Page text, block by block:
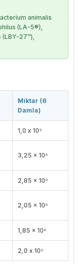
animalis
(LA-5®),
27™),
Miktar (6
Damla)
1,0 x 10⁹
3,25 x 10⁸
2,85 x 10⁸
2,05 x 10⁸
1,85 x 10⁸
2,0 x 10⁹